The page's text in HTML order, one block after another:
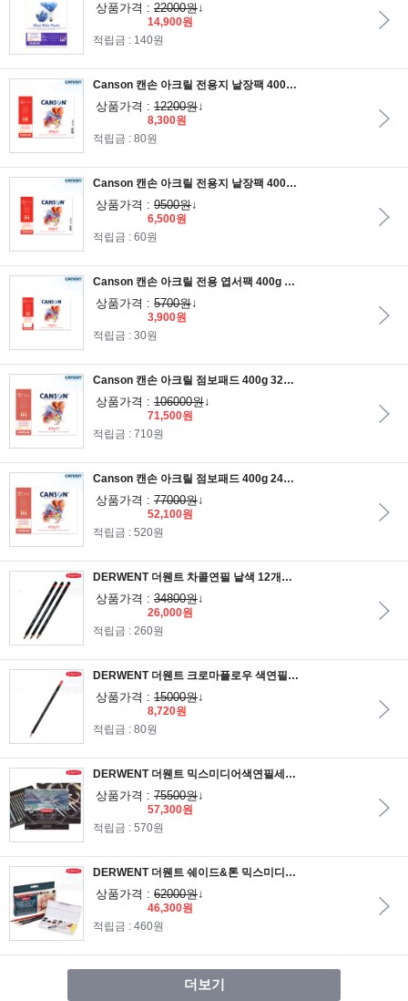
상품가격 : 22000원↓
14,900원
적립금 : 140원
Canson 캔손 아크릴 전용지 낱장팩 400g 18x25cm 10매/B5낱장팩/아크릴용지
상품가격 : 12200원↓
8,300원
적립금 : 80원
Canson 캔손 아크릴 전용지 낱장팩 400g 14.8x21cm 10매/A5낱장팩/아크릴용지
상품가격 : 9500원↓
6,500원
적립금 : 60원
Canson 캔손 아크릴 전용 엽서팩 400g 10.5x15.5cm 10매/아크릴패드/아크릴용지
상품가격 : 5700원↓
3,900원
적립금 : 30원
Canson 캔손 아크릴 점보패드 400g 32x41cm 50매입 1면제본/아크릴전용지
상품가격 : 106000원↓
71,500원
적립금 : 710원
Canson 캔손 아크릴 점보패드 400g 24x32cm 50매입 1면제본/아크릴전용지
상품가격 : 77000원↓
52,100원
적립금 : 520원
DERWENT 더웬트 차콜연필 낱색 12개입/목탄화 작업에 용이한 압축연필
상품가격 : 34800원↓
26,000원
적립금 : 260원
DERWENT 더웬트 크로마플로우 색연필 낱색 6개입 총72색상/드로잉,채색에 적합한 벨벳같은 질감의 색연필
상품가격 : 15000원↓
8,720원
적립금 : 80원
DERWENT 더웬트 믹스미디어색연필세트/메탈릭/그라파이틴/고체물감/워터브러쉬 포함
상품가격 : 75500원↓
57,300원
적립금 : 570원
DERWENT 더웬트 쉐이드&톤 믹스미디어 고체물감 12색_고체물감 워터브러쉬 스폰지 테라코타드로잉연필 다크오닉스연필 그래픽연필로 구성
상품가격 : 62000원↓
46,300원
적립금 : 460원
더보기